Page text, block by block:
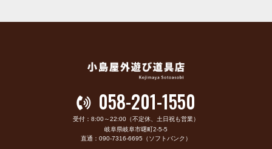
058-201-1550
受付：8:00～22:00（不定休、土日祝も営業）
岐阜県岐阜市曙町2-5-5
直通：090-7316-6695（ソフトバンク）